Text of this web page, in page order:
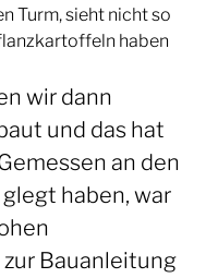
Turm, sieht nicht so
haben
wir dann
und das hat
an den
haben, war
Bauanleitung